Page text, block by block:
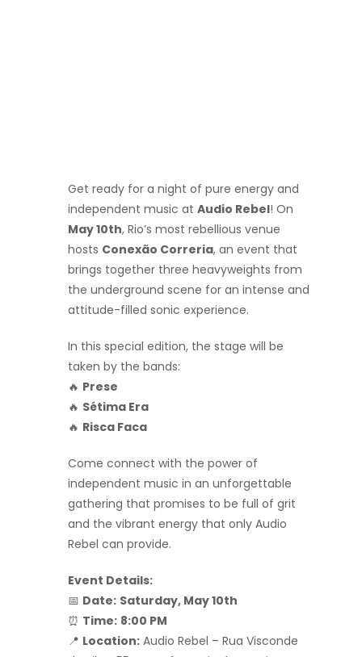
Get ready for a night of pure energy and
independent music at Audio Rebel! On
May 10th, Rio’s most rebellious venue
hosts Conexão Correria, an event that
brings together three heavyweights from
the underground scene for an intense and
attitude-filled sonic experience.
In this special edition, the stage will be
taken by the bands:
🔥 Prese
🔥 Sétima Era
🔥 Risca Faca
Come connect with the power of
independent music in an unforgettable
gathering that promises to be full of grit
and the vibrant energy that only Audio
Rebel can provide.
Event Details:
📅 Date: Saturday, May 10th
⏰ Time: 8:00 PM
📍 Location: Audio Rebel – Rua Visconde